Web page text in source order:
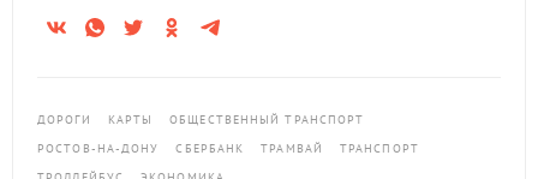
ДОРОГИ КАРТЫ
ОБЩЕСТВЕННЫЙ ТРАНСПОРТ
РОСТОВ-НА-ДОНУ
СБЕРБАНК ТРАМВАЙ
ТРАНСПОРТ